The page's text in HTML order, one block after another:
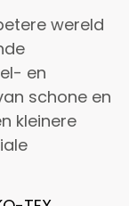
wereld
en
schone en
kleinere